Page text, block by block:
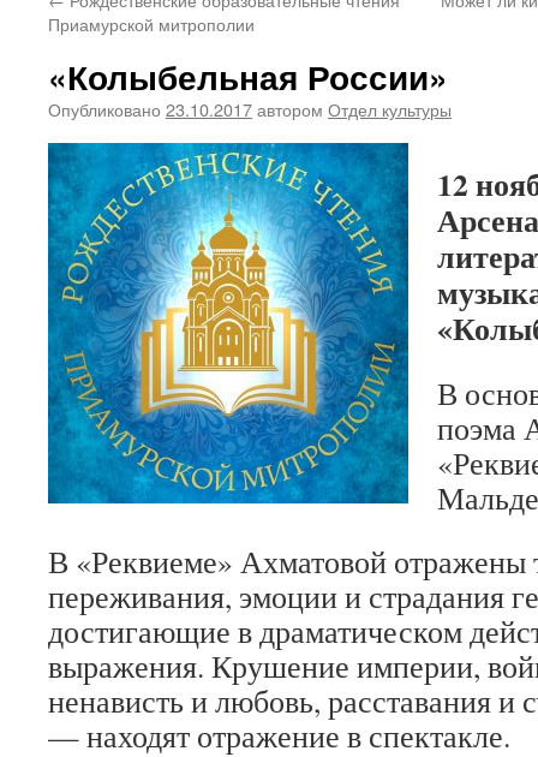
Приамурской митрополии
«Колыбельная России»
Опубликовано 23.10.2017автором Отдел культуры
12
В
поэма
В «Реквиеме» Ахматовой отражены
переживания, эмоции и страдания
достигающие в драматическом
выражения. Крушение империи,
ненависть и любовь, расставания и
— находят отражение в спектакле.